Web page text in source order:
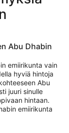
Abu Dhabin
emiirikunta vain
hyviä hintoja
Abu
juuri sinulle
hintaan.
emiirikunta